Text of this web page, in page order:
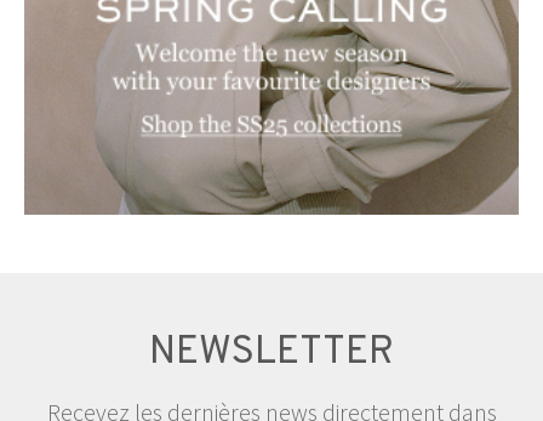
NEWSLETTER
Recevez les dernières news directement dans